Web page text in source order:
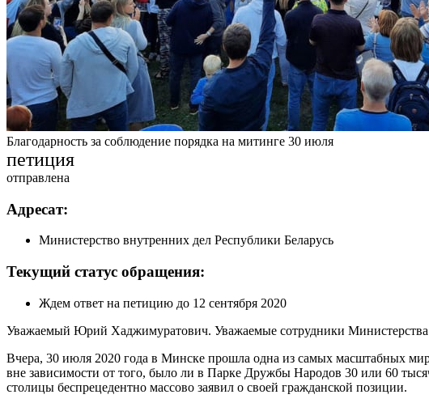
Благодарность за соблюдение порядка на митинге 30 июля
петиция
отправлена
Адресат:
Министерство внутренних дел Республики Беларусь
Текущий статус обращения:
Ждем ответ на петицию до 12 сентября 2020
Уважаемый Юрий Хаджимуратович. Уважаемые сотрудники Министерства
Вчера, 30 июля 2020 года в Минске прошла одна из самых масштабных
вне зависимости от того, было ли в Парке Дружбы Народов 30 или 60
столицы беспрецедентно массово заявил о своей гражданской позиции.